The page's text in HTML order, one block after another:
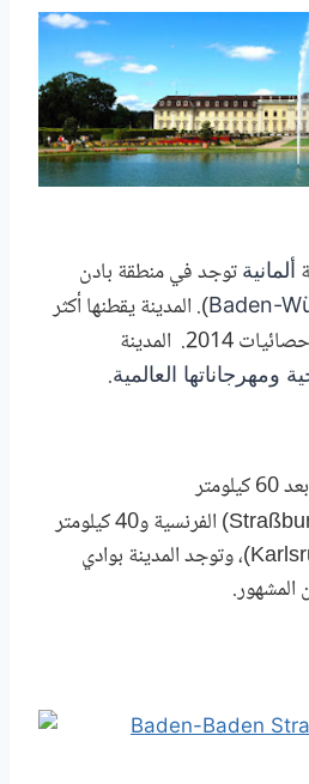
ألمانية توجد في منطقة بادن
Baden-
). المدينة يقطنها أكثر
من 54 ألف نسمة حسب إحصائيات 2014. المدينة
ومهرجاناتها العالمية.
على بعد 60 كيلومتر
)
الفرنسية و40 كيلومتر
من مدينة كارلسروه (Karlsruhe)، وتوجد المدينة بوادي
المشهور.